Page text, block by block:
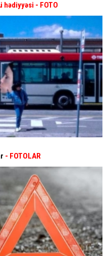
hədiyyəsi - FOTO
- FOTOLAR